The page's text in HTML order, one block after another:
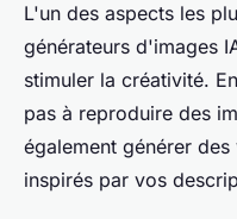
L'un des aspects les
générateurs d'images
stimuler la créativité.
pas à reproduire des
également générer
inspirés par vos